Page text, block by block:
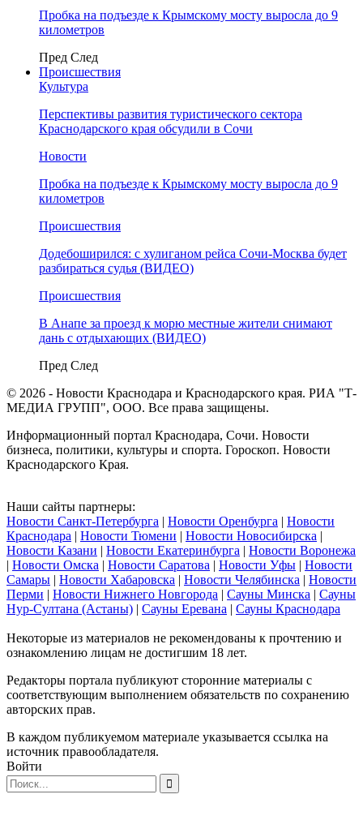
Пробка на подъезде к Крымскому мосту выросла до 9
километров
Пред След
Происшествия
Культура
Перспективы развития туристического сектора
Краснодарского края обсудили в Сочи
Новости
Пробка на подъезде к Крымскому мосту выросла до 9
километров
Происшествия
Додебоширился: с хулиганом рейса Сочи-Москва будет
разбираться судья (ВИДЕО)
Происшествия
В Анапе за проезд к морю местные жители снимают
дань с отдыхающих (ВИДЕО)
Пред След
© 2026 - Новости Краснодара и Краснодарского края. РИА "Т-
МЕДИА ГРУПП", ООО. Все права защищены.
Информационный портал Краснодара, Сочи. Новости
бизнеса, политики, культуры и спорта. Гороскоп. Новости
Краснодарского Края.
Наши сайты партнеры:
Новости Санкт-Петербурга | Новости Оренбурга | Новости
Краснодара | Новости Тюмени | Новости Новосибирска |
Новости Казани | Новости Екатеринбурга | Новости Воронежа
| Новости Омска | Новости Саратова | Новости Уфы | Новости
Самары | Новости Хабаровска | Новости Челябинска | Новости
Перми | Новости Нижнего Новгорода | Сауны Минска | Сауны
Нур-Султана (Астаны) | Сауны Еревана | Сауны Краснодара
Некоторые из материалов не рекомендованы к прочтению и
ознакомлению лицам не достигшим 18 лет.
Редакторы портала публикуют сторонние материалы с
соответствующим выполнением обязательств по сохранению
авторских прав.
В каждом публикуемом материале указывается ссылка на
источник правообладателя.
Войти